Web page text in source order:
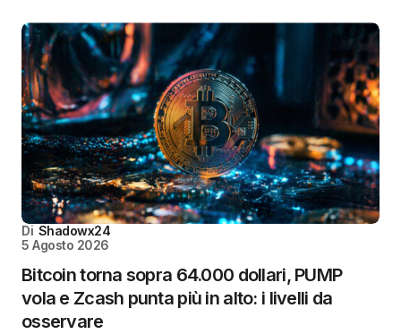
Di Shadowx24
5 Agosto 2026
Bitcoin torna sopra 64.000 dollari, PUMP
vola e Zcash punta più in alto: i livelli da
osservare